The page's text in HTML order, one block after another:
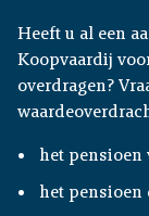
Heeft u al een
Koopvaardij
overdragen?
het pensioen
het pensioen